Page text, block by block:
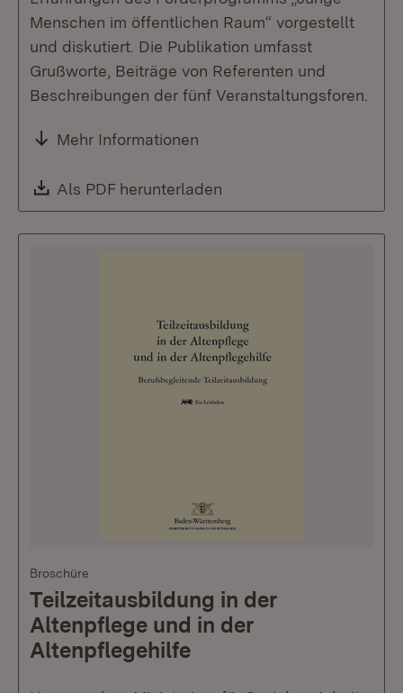
Menschen im öffentlichen Raum“ vorgestellt
und diskutiert. Die Publikation umfasst
Grußworte, Beiträge von Referenten und
Beschreibungen der fünf Veranstaltungsforen.
Mehr Informationen
Download:
Als PDF herunterladen
Broschüre
Teilzeitausbildung in der
Altenpflege und in der
Altenpflegehilfe